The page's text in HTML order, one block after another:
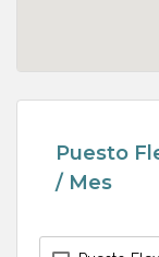
Puesto
/ Mes